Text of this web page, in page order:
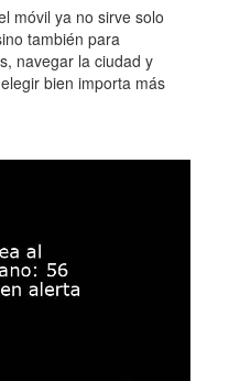
móvil ya no sirve solo
también para
navegar la ciudad y
bien importa más